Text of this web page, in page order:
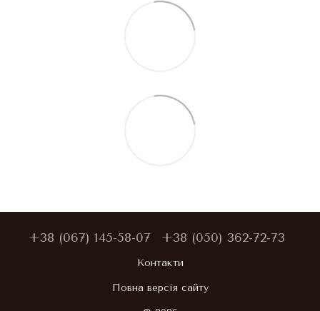
+38 (067) 145-58-07 +38 (050) 362-72-73
Контакти
Повна версія сайту